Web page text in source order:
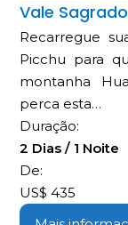
Vale
Recarregue
Picchu para
montanha
perca esta…
Duração:
2 Dias / 1 Noite
De:
US$435